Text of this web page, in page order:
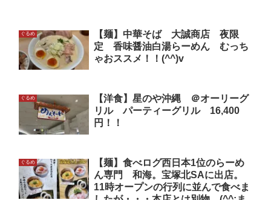
ぐるめ
【麺】中華そば 大誠商店 夜限
定 香味醤油白湯らーめん むっち
ゃおススメ！！(^^)v
ぐるめ
【洋食】星のや沖縄 ＠オーリーグ
リル パーティーグリル 16,400
円！！
ぐるめ
【麺】食べログ西日本1位のらーめ
ん専門 和海。宝塚北SAに出店。
11時オープンの行列に並んで食べま